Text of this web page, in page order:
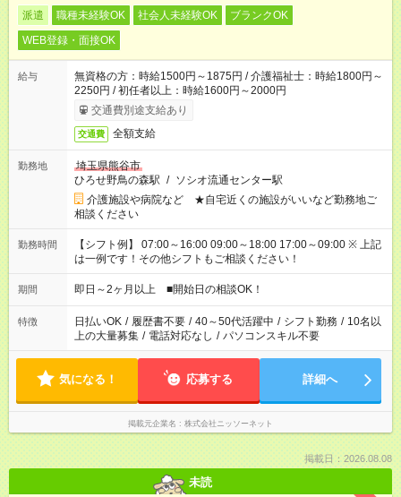
派遣 職種未経験OK 社会人未経験OK
ブランクOK
WEB登録・面接OK
給与
無資格の方：時給1500円～1875円 / 介護福祉士：時給1800円～
2250円 / 初任者以上：時給1600円～2000円
交通費別途支給あり
交通費 全額支給
勤務地
埼玉県熊谷市
ひろせ野鳥の森駅 / ソシオ流通センター駅
介護施設や病院など ★自宅近くの施設がいいなど勤務地ご
相談ください
勤務時間
【シフト例】 07:00～16:00 09:00～18:00 17:00～09:00 ※ 上記
は一例です！その他シフトもご相談ください！
期間 即日～2ヶ月以上 ■開始日の相談OK！
特徴 日払いOK / 履歴書不要 / 40～50代活躍中 / シフト勤務 / 10名以
上の大量募集 / 電話対応なし / パソコンスキル不要
気になる！ 応募する 詳細へ
掲載元企業名 株式会社ニッソーネット
掲載日：2026.08.08
未読